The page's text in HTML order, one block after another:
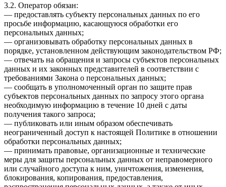
3.2. Оператор обязан:
— предоставлять субъекту персональных данных по его
просьбе информацию, касающуюся обработки его
персональных данных;
— организовывать обработку персональных данных в
порядке, установленном действующим законодательством РФ;
— отвечать на обращения и запросы субъектов персональных
данных и их законных представителей в соответствии с
требованиями Закона о персональных данных;
— сообщать в уполномоченный орган по защите прав
субъектов персональных данных по запросу этого органа
необходимую информацию в течение 10 дней с даты
получения такого запроса;
— публиковать или иным образом обеспечивать
неограниченный доступ к настоящей Политике в отношении
обработки персональных данных;
— принимать правовые, организационные и технические
меры для защиты персональных данных от неправомерного
или случайного доступа к ним, уничтожения, изменения,
блокирования, копирования, предоставления,